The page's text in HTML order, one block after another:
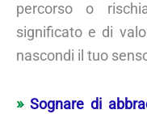
percorso o
significato e di
nascondi il tuo
Sognare di